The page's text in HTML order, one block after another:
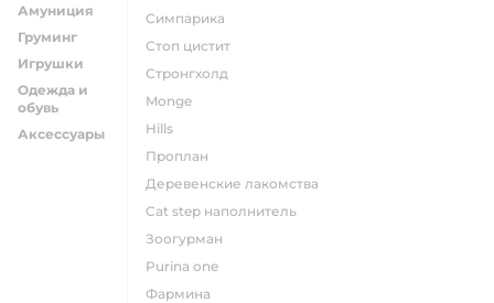
Амуниция
Груминг
Игрушки
Одежда и
обувь
Аксессуары
симпарика
стоп цистит
стронгхолд
monge
hills
проплан
деревенские лакомства
cat step наполнитель
зоогурман
purina one
фармина